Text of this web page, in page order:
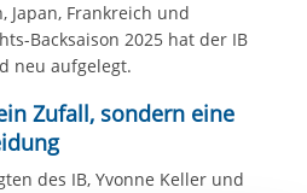
Japan, Frankreich und
Backsaison 2025 hat der IB
neu aufgelegt.
Zufall, sondern eine
des IB, Yvonne Keller und